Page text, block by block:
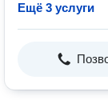
Ещё 3 услуги